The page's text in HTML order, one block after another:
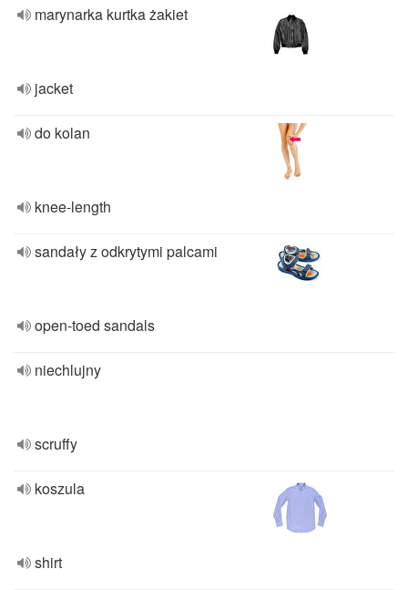
marynarka kurtka żakiet
jacket
do kolan
knee-length
sandały z odkrytymi palcami
open-toed sandals
niechlujny
scruffy
koszula
shirt